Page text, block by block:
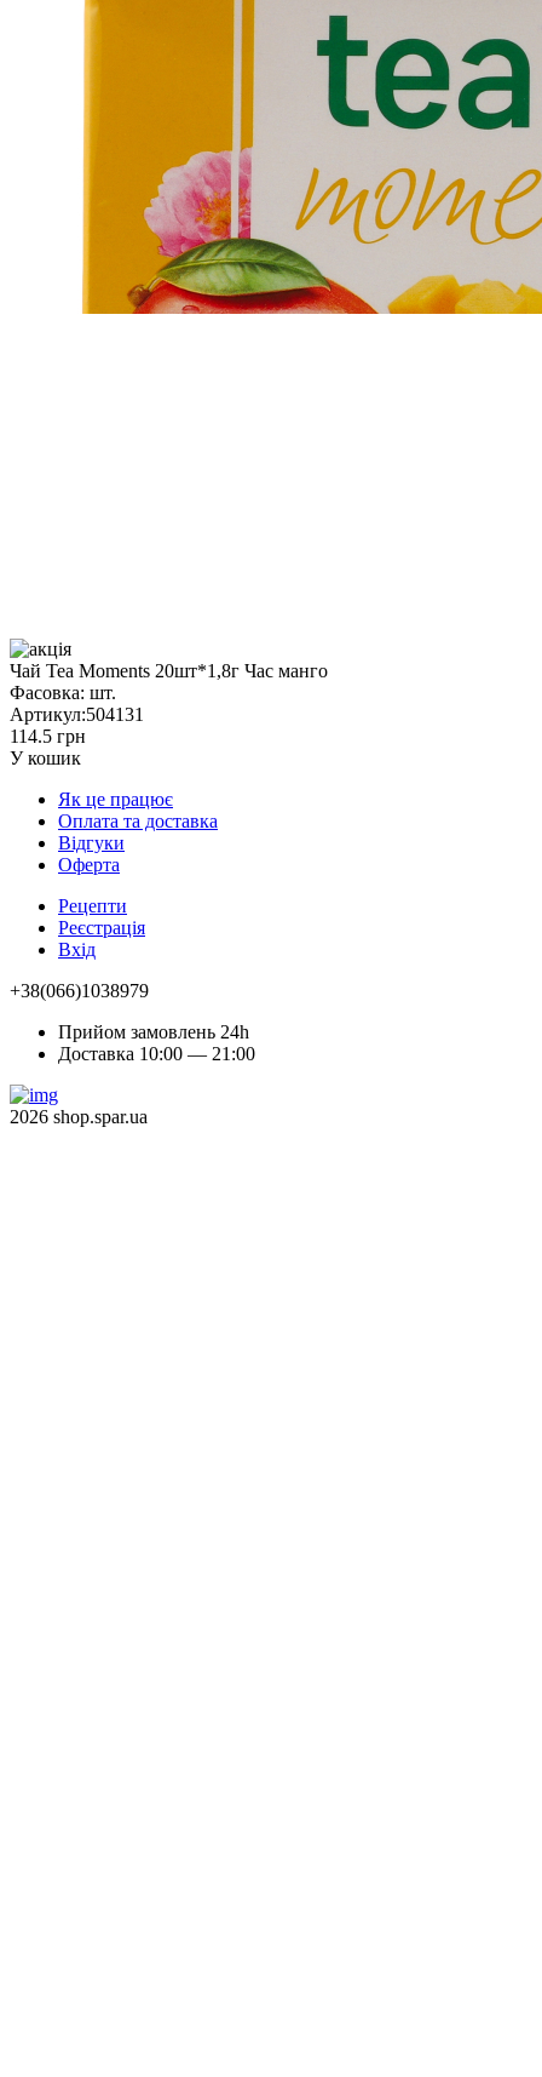
Чай Tea Moments 20шт*1,8г Час манго
Фасовка: шт.
Артикул:504131
114.5 грн
У кошик
Як це працює
Оплата та доставка
Відгуки
Оферта
Рецепти
Реєстрація
Вхід
+38(066)1038979
Прийом замовлень 24h
Доставка 10:00 — 21:00
2026 shop.spar.ua